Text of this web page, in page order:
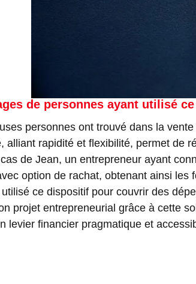
de personnes ayant utilisé
personnes ont trouvé dans la
alliant rapidité et flexibilité, permet de
de Jean, un entrepreneur ayant
option de rachat, obtenant ainsi
ce dispositif pour couvrir des
projet entrepreneurial grâce à cette
levier financier pragmatique et